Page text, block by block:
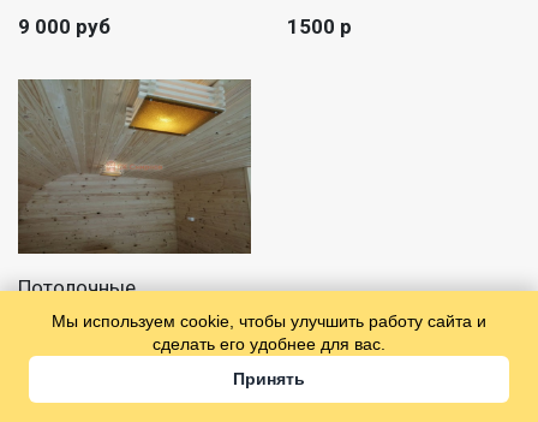
9 000 руб
1500 р
Потолочные
светильники "Жёлтый
2000 р
Мы используем cookie, чтобы улучшить работу сайта и
сделать его удобнее для вас.
Принять